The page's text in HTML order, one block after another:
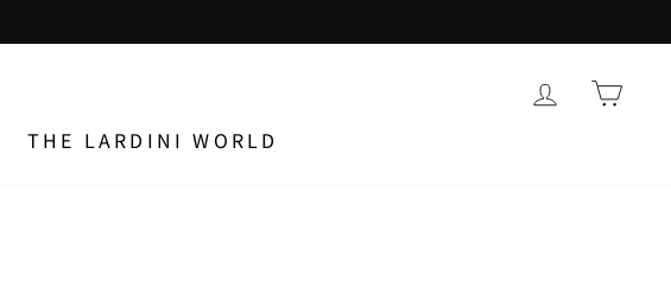
THE LARDINI WORLD